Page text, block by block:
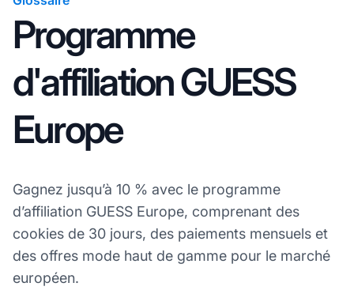
Programme
d'affiliation GUESS
Europe
Gagnez jusqu’à 10 % avec le programme
d’affiliation GUESS Europe, comprenant des
cookies de 30 jours, des paiements mensuels et
des offres mode haut de gamme pour le marché
européen.